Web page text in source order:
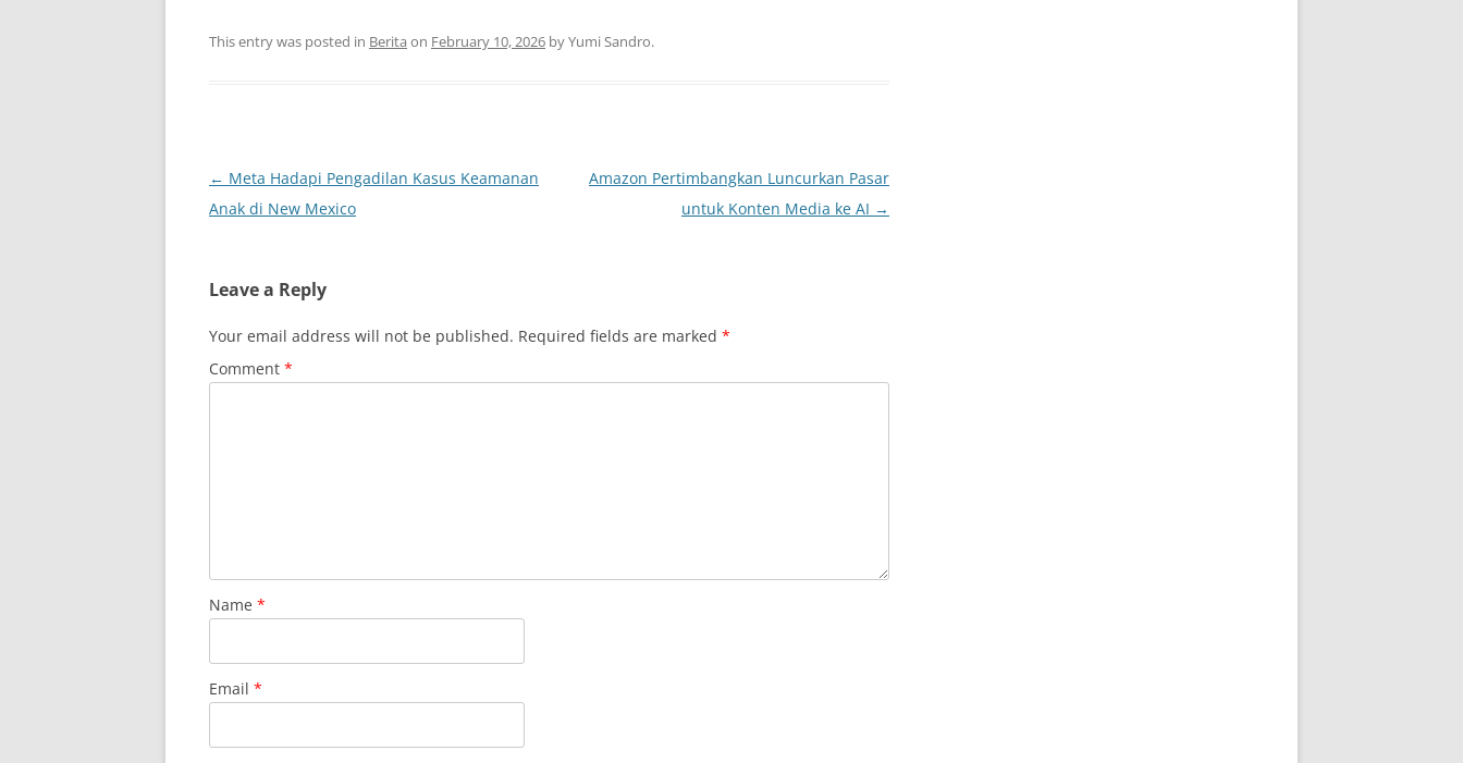
This entry was posted in Berita on February 10, 2026 byYumi Sandro.
Post
navigation
← Meta Hadapi Pengadilan Kasus Keamanan
Anak di New Mexico
Amazon Pertimbangkan Luncurkan Pasar
untuk Konten Media ke AI →
Leave a Reply
Your email address will not be published. Required fields are marked *
Comment *
Name *
Email *